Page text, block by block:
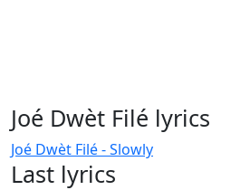
Joé Dwèt Filé lyrics
Joé Dwèt Filé - Slowly
Last lyrics